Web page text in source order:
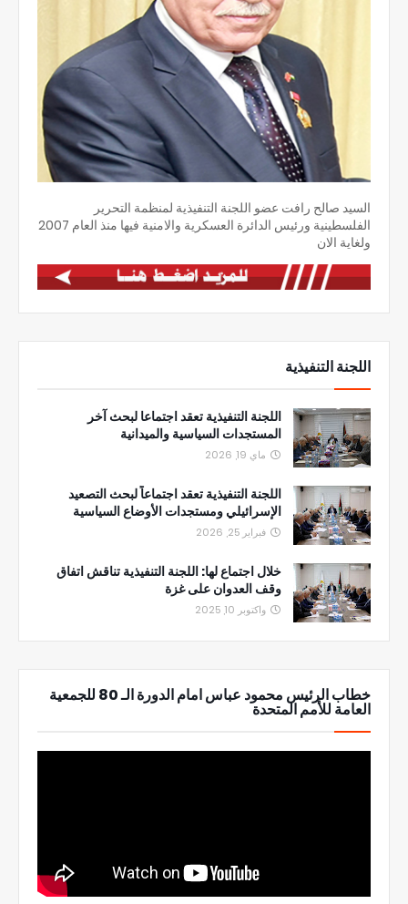
السيد صالح رافت عضو اللجنة التنفيذية لمنظمة التحرير
الفلسطينية ورئيس الدائرة العسكرية والامنية فيها منذ العام 2007
ولغاية الان
اللجنة التنفيذية
اللجنة التنفيذية تعقد اجتماعا لبحث آخر
المستجدات السياسية والميدانية
ماي 19, 2026
اللجنة التنفيذية تعقد اجتماعاً لبحث التصعيد
الإسرائيلي ومستجدات الأوضاع السياسية
فبراير 25, 2026
خلال اجتماع لها: اللجنة التنفيذية تناقش اتفاق
وقف العدوان على غزة
واكتوبر 10, 2025
خطاب الرئيس محمود عباس امام الدورة الـ 80 للجمعية
العامة للأمم المتحدة